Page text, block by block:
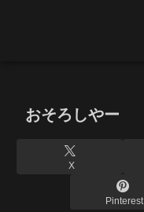
おそろしやー
X
Pinterest